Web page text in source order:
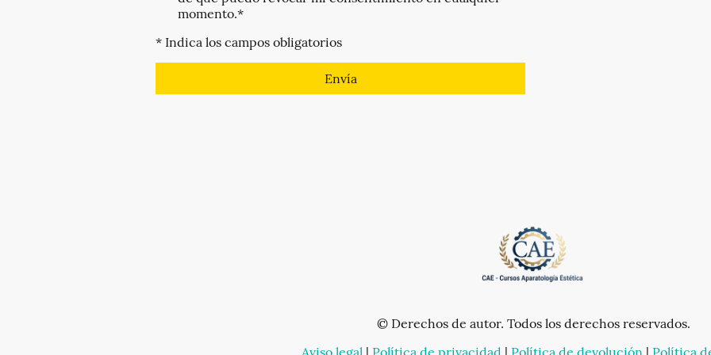
momento.*
* Indica los campos obligatorios
Envía
© Derechos de autor. Todos los derechos reservados.